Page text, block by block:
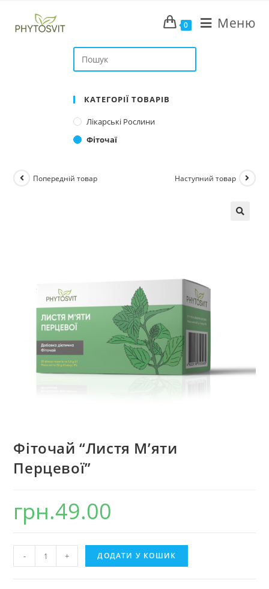
0 Меню
Search
this
КАТЕГОРІЇ ТОВАРІВ
Лікарські Рослини
Фіточаї
Попередній товар Наступний товар
Фіточай “Листя М’яти
Перцевої”
грн.49.00
Фіточай
"Листя
- + ДОДАТИ У КОШИК